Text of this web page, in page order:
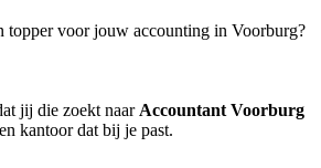
topper voor jouw accounting in Voorburg?
jij die zoekt naarAccountant Voorburg
kantoor dat bij je past.